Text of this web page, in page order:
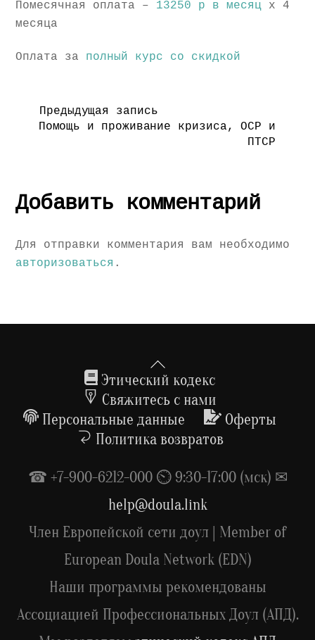
Помесячная оплата – 13250 р в месяц x 4
месяца
Оплата за полный курс со скидкой
Предыдущая запись
Помощь и проживание кризиса, ОСР и
ПТСР
Добавить комментарий
Для отправки комментария вам необходимо
авторизоваться .
Back
To
Top
Этический кодекс
Свяжитесь с нами
Персональные данные
Оферты
Политика возвратов
☎ +7-900-6212-000 ⏲ 9:30-17:00 (мск) ✉
help@doula.link
Член Европейской сети доул | Member of
European Doula Network (EDN)
Наши программы рекомендованы
Ассоциацией Профессиональных Доул (АПД).